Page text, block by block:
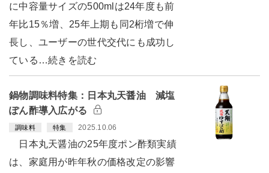
に中容量サイズの500mlは24年度も前
年比15％増、25年上期も同2桁増で伸
長し、ユーザーの世代交代にも成功し
ている…続きを読む
鍋物調味料特集：日本丸天醤油 減塩
ぽん酢導入広がる
調味料 特集 2025.10.06
日本丸天醤油の25年度ポン酢類実績
は、家庭用が昨年秋の価格改定の影響